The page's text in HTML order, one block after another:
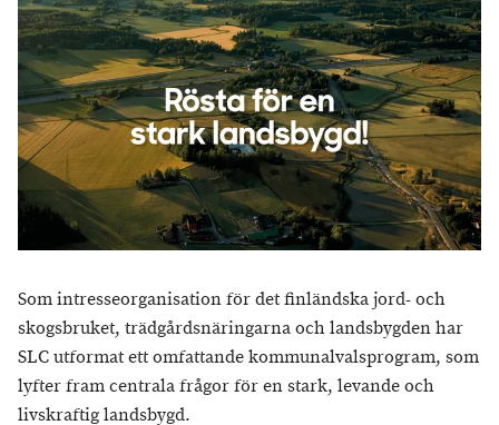
Som intresseorganisation för det finländska jord- och
skogsbruket, trädgårdsnäringarna och landsbygden har
SLC utformat ett omfattande kommunalvalsprogram, som
lyfter fram centrala frågor för en stark, levande och
livskraftig landsbygd.